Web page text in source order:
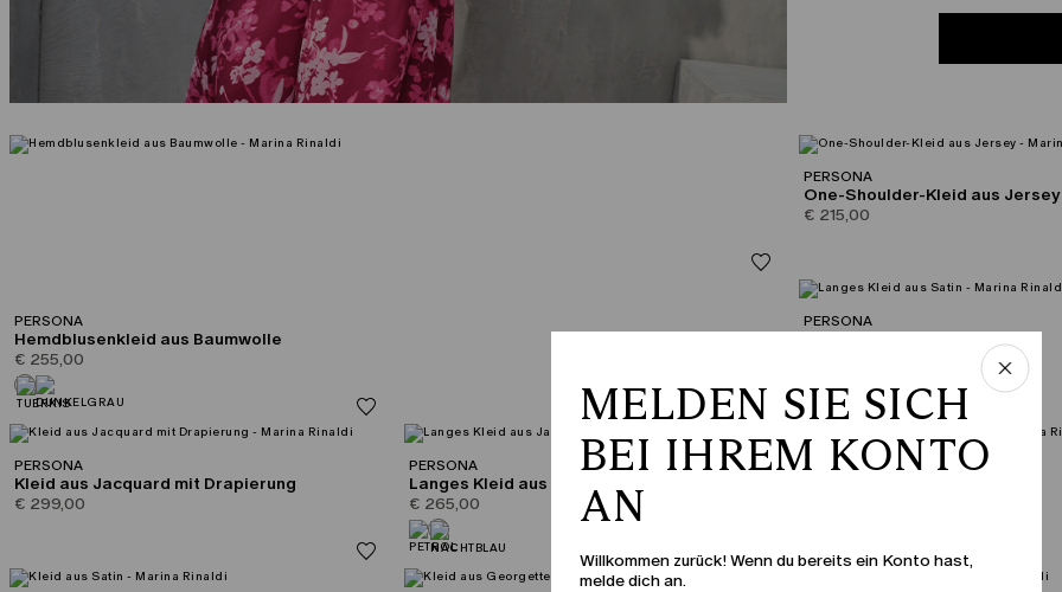
PERSONA
One-Shoulder-Kleid aus Jersey
€ 215,00
PERSONA
PERSONA
Hemdblusenkleid aus Baumwolle
€ 255,00
PERSONA
Kleid aus Jacquard mit Drapierung
€ 299,00
PERSONA
Langes Kleid aus Jacquard
€ 265,00
PERSONA
MELDEN SIE SICH
BEI IHREM KONTO
AN
Willkommen zurück! Wenn du bereits ein Konto hast,
melde dich an.